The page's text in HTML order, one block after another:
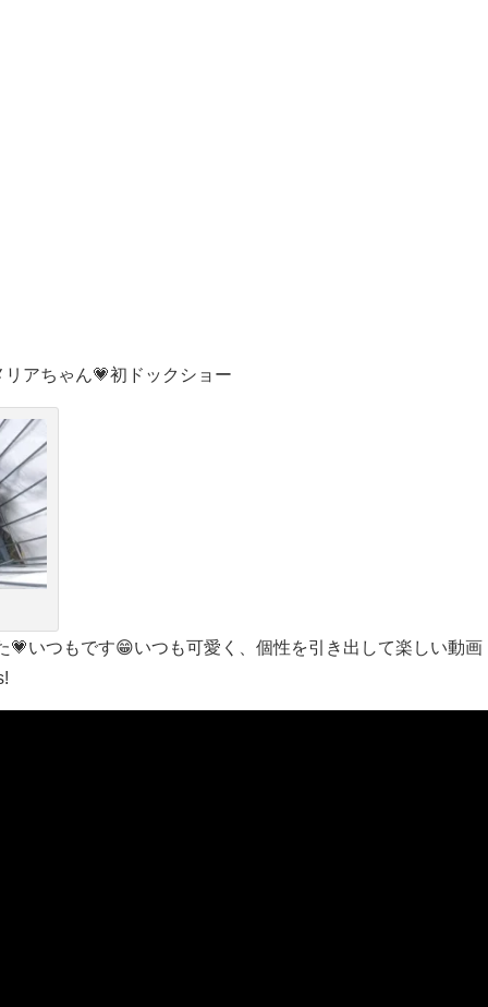
アちゃん💗初ドックショー
💗いつもです😁いつも可愛く、個性を引き出して楽しい動画